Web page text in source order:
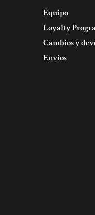
Equipo
Loyalty
Cambios y
Envíos